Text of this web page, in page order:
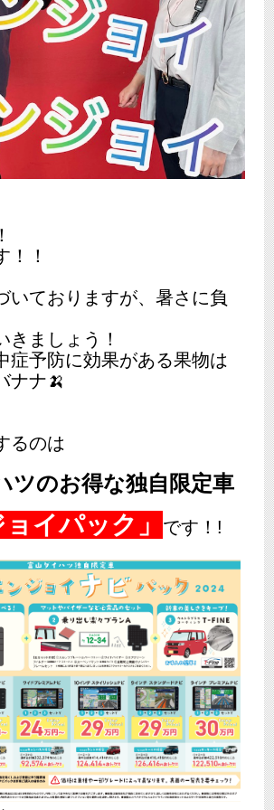
！！
いておりますが、暑さに負
きましょう！
症予防に効果がある果物は
ナナ🍌
るのは
ツのお得な独自限定車
ョイパック」 です！!